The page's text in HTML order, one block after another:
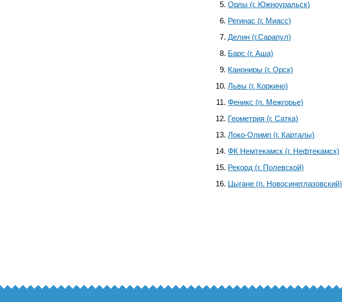
Орлы (г. Южноуральск)
Регинас (г. Миасс)
Делин (г.Сарапул)
Барс (г. Аша)
Канониры (г. Орск)
Львы (г. Коркино)
Феникс (п. Межгорье)
Геометрия (г. Сатка)
Локо-Олимп (г. Карталы)
ФК Немтекамск (г. Нефтекамск)
Рекорд (г. Полевской)
Цыгане (п. Новосинеглазовский)